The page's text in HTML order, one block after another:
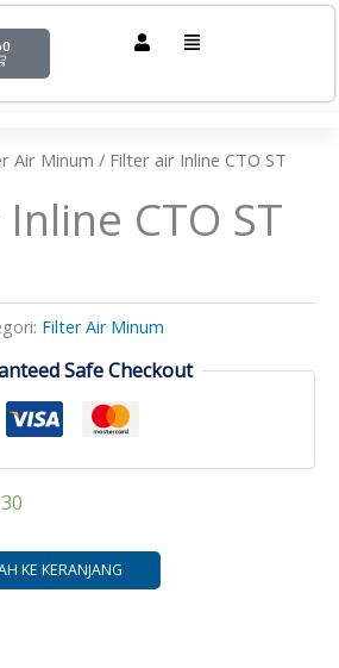
0
Menu
Air Minum / Filter air Inline CTO ST
CTO ST
Filter Air Minum
Safe Checkout
KE KERANJANG